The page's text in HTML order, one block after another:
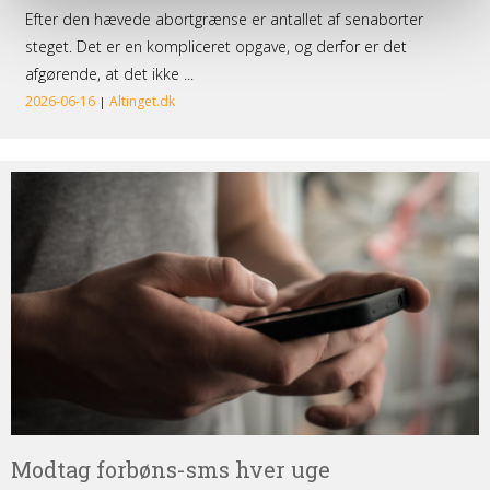
uge
Modtag forbøns-sms hver uge